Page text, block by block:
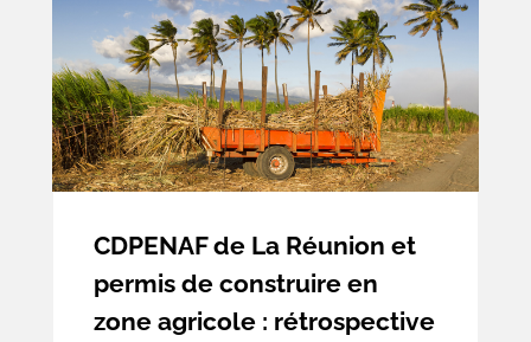
individuelle prévue à l’article 66 de la
Constitution – plus particulièrement
l’intervention du juge judiciaire en amont
de la mesure.
CDPENAF de La Réunion et
permis de construire en
zone agricole : rétrospective